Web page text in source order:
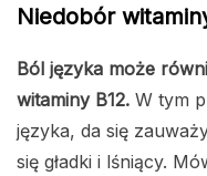
Niedobór
Ból języka może
witaminy B12. W tym
języka, da się
się gładki i lśniący.